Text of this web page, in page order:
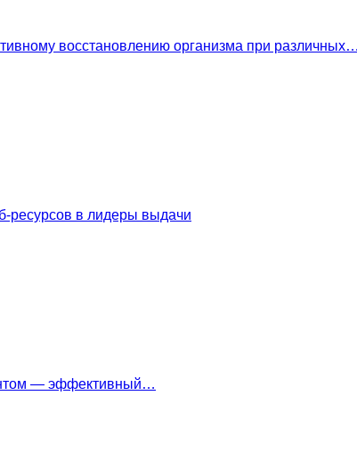
восстановлению организма при
ресурсов в лидеры выдачи
— эффективный…